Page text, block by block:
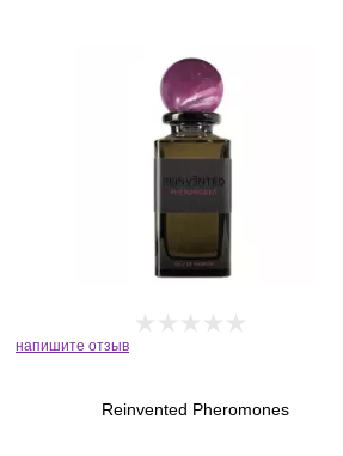
напишите отзыв
Reinvented Pheromones